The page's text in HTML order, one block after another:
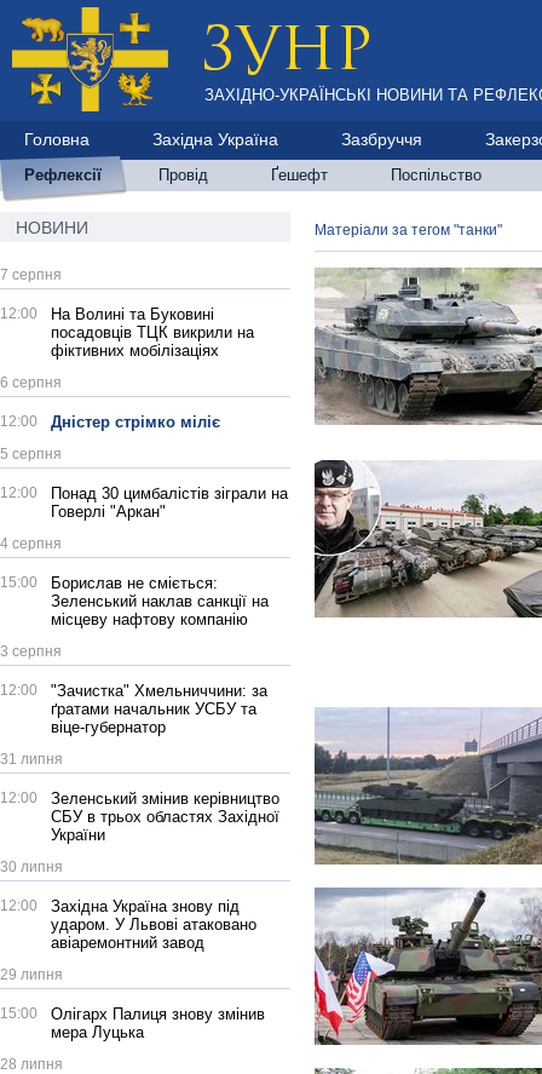
ЗАХІДНО-УКРАЇНСЬКІ НОВИНИ ТА
Головна Західна Україна Зазбруччя
Рефлексії Провід Ґешефт Поспільство
НОВИНИ
7 серпня
12:00
На Волині та Буковині
посадовців ТЦК викрили на
фіктивних мобілізаціях
6 серпня
12:00 Дністер стрімко міліє
5 серпня
12:00
Понад 30 цимбалістів зіграли на
Говерлі "Аркан"
4 серпня
15:00
Борислав не сміється:
Зеленський наклав санкції на
місцеву нафтову компанію
3 серпня
12:00
"Зачистка" Хмельниччини: за
ґратами начальник УСБУ та
віце-губернатор
31 липня
12:00
Зеленський змінив керівництво
СБУ в трьох областях Західної
України
30 липня
12:00
Західна Україна знову під
ударом. У Львові атаковано
авіаремонтний завод
29 липня
15:00
Олігарх Палиця знову змінив
мера Луцька
28 липня
Матеріали за тегом "танки"